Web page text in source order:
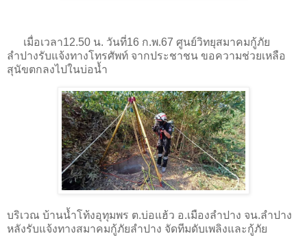
เมื่อเวลา12.50 น. วันที่16 ก.พ.67 ศูนย์วิทยุสมาคมกู้ภัย
ลำปางรับแจ้งทางโทรศัพท์ จากประชาชน ขอความช่วยเหลือ
สุนัขตกลงไปในบ่อน้ำ
บริเวณ บ้านน้ำโท้งอุทุมพร ต.บ่อแฮ้ว อ.เมืองลำปาง จน.ลำปาง
หลังรับแจ้งทางสมาคมกู้ภัยลำปาง จัดทีมดับเพลิงและกู้ภัย